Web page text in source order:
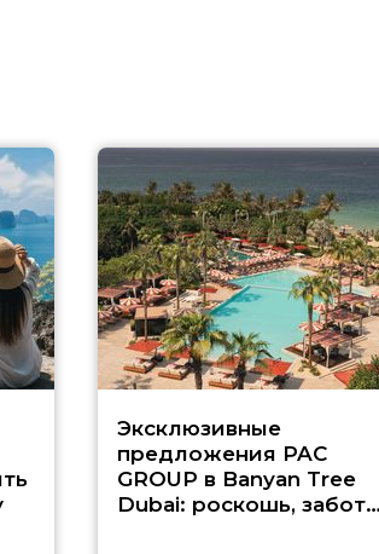
Эксклюзивные
предложения PAC
GROUP в Banyan Tree
Dubai: роскошь, забота